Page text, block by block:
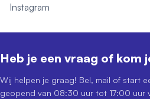
Instagram
Heb je een vraag of kom
Wij helpen je graag! Bel, mail of start
geopend van 08:30 uur tot 17:00 uur